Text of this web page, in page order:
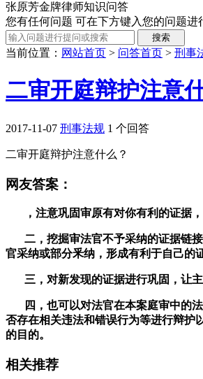
张原芳金牌律师知识问答
您有任何问题 可在下方键入您的问题进
当前位置： 网站首页 > 问答首页 > 刑事
二审开庭辩护注意
2017-11-07 刑事法规 1 个回答
二审开庭辩护注意什么？
网友答案：
，注意巩固审原有对你有利的证据，
二，挖掘审法官不予采纳的证据链
官采纳或部分釆纳，形成有利于自己的
三，对新发现的证据进行巩固，让
四，也可以对法官在本案庭审中的
否存在相关违法和错误行为等进行辩护
的目的。
相关推荐